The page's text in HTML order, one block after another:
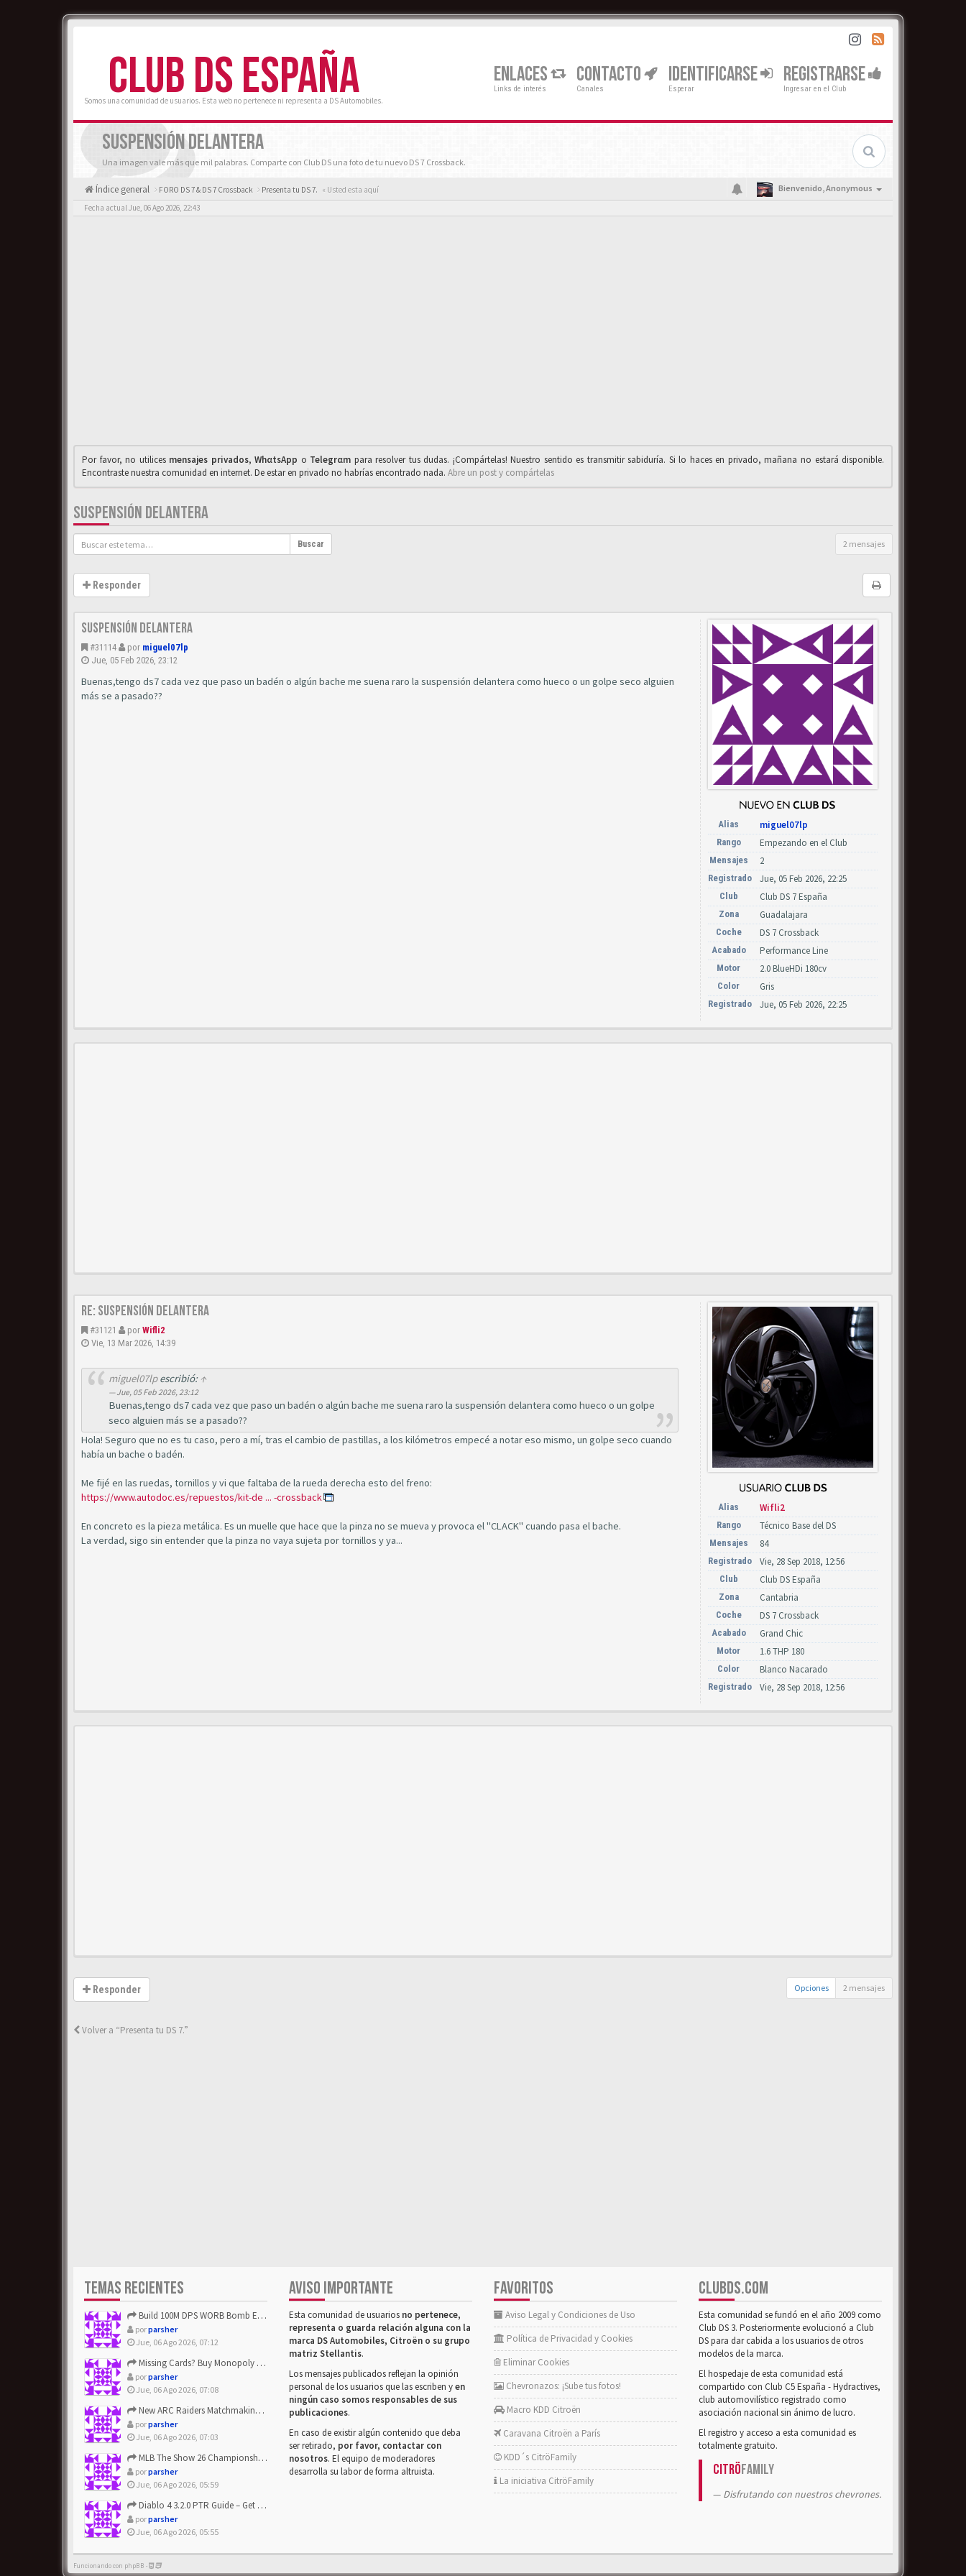
CLUB DS ESPAÑA
Somos una comunidad de usuarios. Esta web no pertenece ni representa a DS Automobiles.
ENLACES
Links de interés
CONTACTO
Canales
IDENTIFICARSE
Esperar
REGISTRARSE
Ingresar en el Club
SUSPENSIÓN DELANTERA
Una imagen vale más que mil palabras. Comparte con Club DS una foto de tu nuevo DS 7 Crossback.
Índice general FORO DS 7 & DS 7 Crossback Presenta tu DS 7. « Usted esta aquí Bienvenido,Anonymous
Fecha actual Jue, 06 Ago 2026, 22:43
Por favor, no utilices mensajes privados,WhαtsApp o Telegrαm para resolver tus dudas. ¡Compártelas! Nuestro sentido es transmitir sabiduría. Si lo haces en privado, mañana no estará disponible.
Encontraste nuestra comunidad en internet. De estar en privado no habrías encontrado nada. Abre un post y compártelas
SUSPENSIÓN DELANTERA
Buscar 2 mensajes
Responder
Suspensión delantera
#31114 por miguel07lp
Jue, 05 Feb 2026, 23:12
Buenas,tengo ds7 cada vez que paso un badén o algún bache me suena raro la suspensión delantera como hueco o un golpe seco alguien
más se a pasado??
Alias miguel07lp
Rango Empezando en el Club
Mensajes 2
Registrado Jue, 05 Feb 2026, 22:25
Club Club DS 7 España
Zona Guadalajara
Coche DS 7 Crossback
Acabado Performance Line
Motor 2.0 BlueHDi 180cv
Color Gris
Registrado Jue, 05 Feb 2026, 22:25
Re: Suspensión delantera
#31121 por Wifli2
Vie, 13 Mar 2026, 14:39
miguel07lpescribió: ↑
Jue, 05 Feb 2026, 23:12
Buenas,tengo ds7 cada vez que paso un badén o algún bache me suena raro la suspensión delantera como hueco o un golpe
seco alguien más se a pasado??
Hola! Seguro que no es tu caso, pero a mí, tras el cambio de pastillas, a los kilómetros empecé a notar eso mismo, un golpe seco cuando
había un bache o badén.
Me fijé en las ruedas, tornillos y vi que faltaba de la rueda derecha esto del freno:
https://www.autodoc.es/repuestos/kit-de ... -crossback
En concreto es la pieza metálica. Es un muelle que hace que la pinza no se mueva y provoca el "CLACK" cuando pasa el bache.
La verdad, sigo sin entender que la pinza no vaya sujeta por tornillos y ya...
Alias Wifli2
Rango Técnico Base del DS
Mensajes 84
Registrado Vie, 28 Sep 2018, 12:56
Club Club DS España
Zona Cantabria
Coche DS 7 Crossback
Acabado Grand Chic
Motor 1.6 THP 180
Color Blanco Nacarado
Registrado Vie, 28 Sep 2018, 12:56
Responder Opciones 2 mensajes
Volver a “Presenta tu DS 7.”
TEMAS RECIENTES
Build 100M DPS WORB Bomb Elementalist Fast - Grab POE Curren...
porparsher
Jue, 06 Ago 2026, 07:12
Missing Cards? Buy Monopoly Go Happy Harvest with Looney Tun...
porparsher
Jue, 06 Ago 2026, 07:08
New ARC Raiders Matchmaking Update: Stop Failed - Grab Bluep...
porparsher
Jue, 06 Ago 2026, 07:03
MLB The Show 26 Championship Series Update! Get Cheap & ...
porparsher
Jue, 06 Ago 2026, 05:59
Diablo 4 3.2.0 PTR Guide – Get 8% Off Items Quickly to Test ...
porparsher
Jue, 06 Ago 2026, 05:55
AVISO IMPORTANTE
Esta comunidad de usuarios no pertenece,
representa o guarda relación alguna con la
marca DS Automobiles, Citroën o su grupo
matriz Stellantis.
Los mensajes publicados reflejan la opinión
personal de los usuarios que las escriben yen
ningún caso somos responsables de sus
publicaciones.
En caso de existir algún contenido que deba
ser retirado, por favor, contactar con
nosotros. El equipo de moderadores
desarrolla su labor de forma altruista.
FAVORITOS
Aviso Legal y Condiciones de Uso
Política de Privacidad y Cookies
Eliminar Cookies
Chevronazos: ¡Sube tus fotos!
Macro KDD Citroën
Caravana Citroën a París
KDD´s CitröFamily
La iniciativa CitröFamily
CLUBDS.COM
Esta comunidad se fundó en el año 2009 como
Club DS 3. Posteriormente evolucionó a Club
DS para dar cabida a los usuarios de otros
modelos de la marca.
El hospedaje de esta comunidad está
compartido con Club C5 España - Hydractives,
club automovilístico registrado como
asociación nacional sin ánimo de lucro.
El registro y acceso a esta comunidad es
totalmente gratuito.
CitröFamily
Disfrutando con nuestros chevrones.
Funcionando con phpBB -